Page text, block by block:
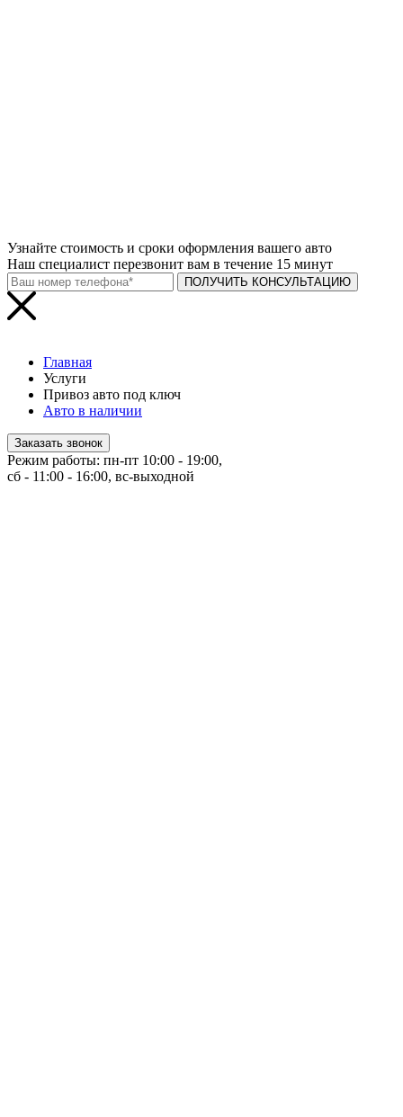
Узнайте стоимость и сроки оформления вашего авто
Наш специалист перезвонит вам в течение 15 минут
ПОЛУЧИТЬ КОНСУЛЬТАЦИЮ
Главная
Услуги
Привоз авто под ключ
Авто в наличии
Заказать звонок
Режим работы: пн-пт 10:00 - 19:00,
сб - 11:00 - 16:00, вс-выходной